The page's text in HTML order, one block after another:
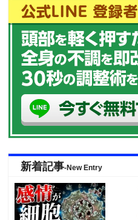
新着記事-New Entry